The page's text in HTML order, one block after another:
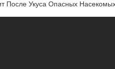
После Укуса Опасных